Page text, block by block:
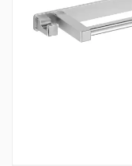
anodizada asegura
el deslustre.